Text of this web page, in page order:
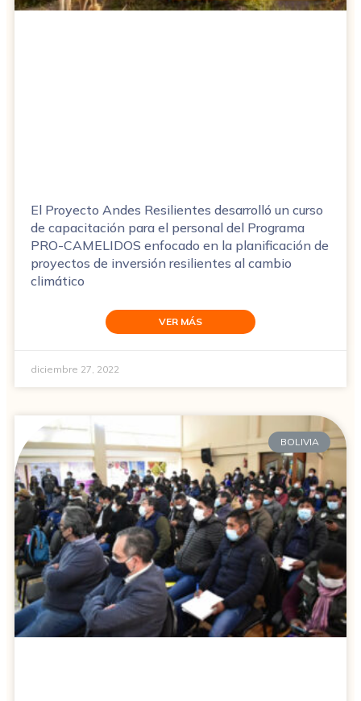
El Proyecto Andes Resilientes desarrolló un curso
de capacitación para el personal del Programa
PRO-CAMELIDOS enfocado en la planificación de
proyectos de inversión resilientes al cambio
climático
VER MÁS
diciembre 27, 2022
BOLIVIA